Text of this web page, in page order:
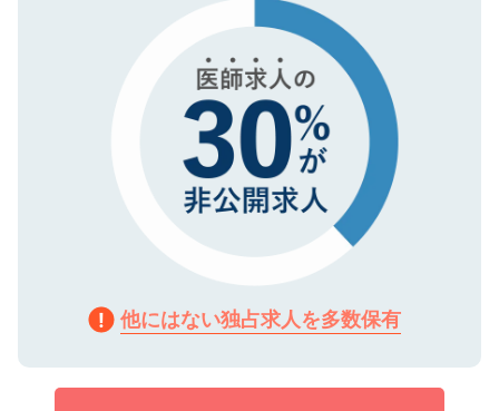
で、機密保持に関してもご安心ください。
他にはない独占求人を多数保有